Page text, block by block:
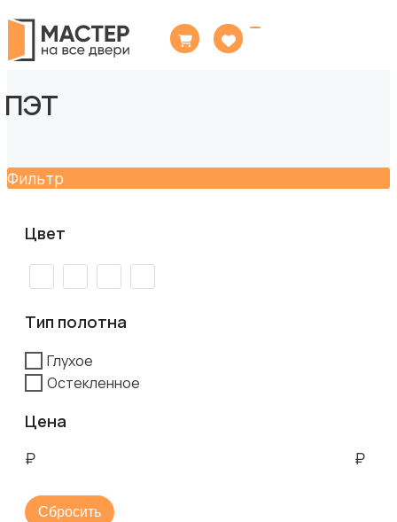
ПЭТ
Фильтр
Цвет
Тип полотна
Глухое
Остекленное
Цена
₽
₽
Сбросить